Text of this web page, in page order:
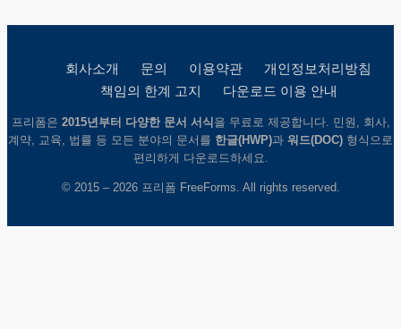
회사소개 문의 이용약관
개인정보처리방침
책임의 한계 고지
다운로드 이용 안내
프리폼은 2015년부터 다양한 문서 서식 을 무료로 제공합니다. 민원, 회사,
계약, 교육, 법률 등 모든 분야의 문서를 한글(HWP)과 워드(DOC) 형식으로
편리하게 다운로드하세요.
© 2015 – 2026 프리폼 FreeForms. All rights reserved.